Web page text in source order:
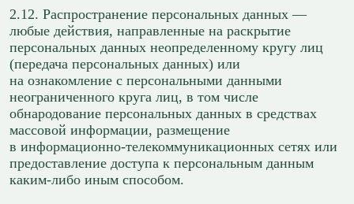
2.12. Распространение персональных данных —
любые действия, направленные на раскрытие
персональных данных неопределенному кругу лиц
(передача персональных данных) или
на ознакомление с персональными данными
неограниченного круга лиц, в том числе
обнародование персональных данных в средствах
массовой информации, размещение
в информационно-телекоммуникационных сетях или
предоставление доступа к персональным данным
каким-либо иным способом.